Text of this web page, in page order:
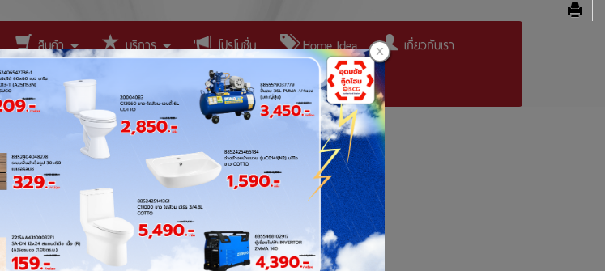
สินค้า บริการ โปรโมชั่น Home Idea
เกี่ยวกับเรา
1213284